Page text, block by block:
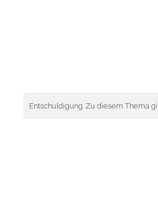
Entschuldigung. Zu diesem Thema